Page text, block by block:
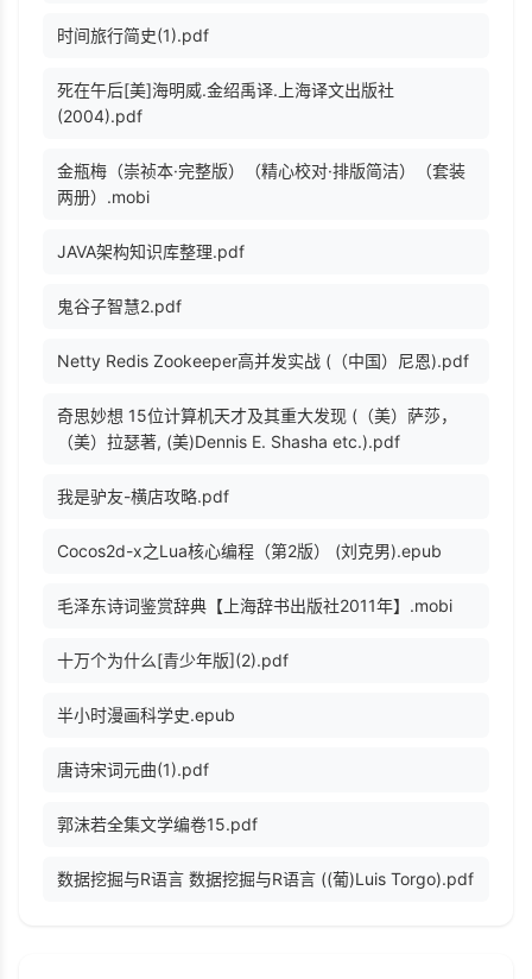
时间旅行简史(1).pdf
死在午后[美]海明威.金绍禹译.上海译文出版社
(2004).pdf
金瓶梅（崇祯本·完整版）（精心校对·排版简洁）（套装
两册）.mobi
JAVA架构知识库整理.pdf
鬼谷子智慧2.pdf
Netty Redis Zookeeper高并发实战 (（中国）尼恩).pdf
奇思妙想 15位计算机天才及其重大发现 (（美）萨莎，
（美）拉瑟著, (美)Dennis E. Shasha etc.).pdf
我是驴友-横店攻略.pdf
Cocos2d-x之Lua核心编程（第2版） (刘克男).epub
毛泽东诗词鉴赏辞典【上海辞书出版社2011年】.mobi
十万个为什么[青少年版](2).pdf
半小时漫画科学史.epub
唐诗宋词元曲(1).pdf
郭沫若全集文学编卷15.pdf
数据挖掘与R语言 数据挖掘与R语言 ((葡)Luis Torgo).pdf